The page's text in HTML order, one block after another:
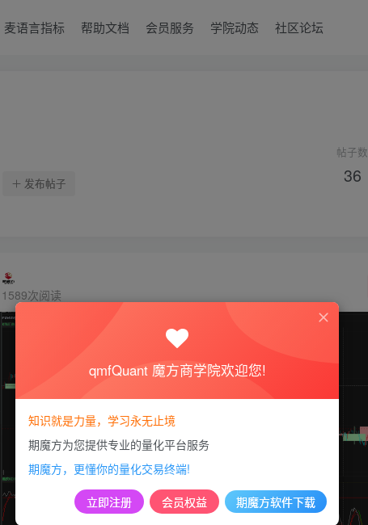
麦语言指标 帮助文档 会员服务 学院动态 社区论坛
发布帖子
帖子数
36
1589次阅读
qmfQuant 魔方商学院欢迎您!
知识就是力量，学习永无止境
期魔方为您提供专业的量化平台服务
期魔方，更懂你的量化交易终端!
立即注册 会员权益 期魔方软件下载